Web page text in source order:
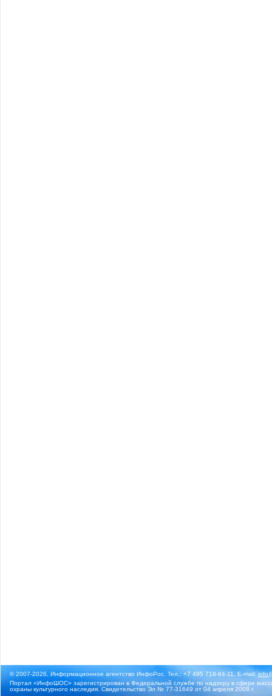
© 2007-2026, Информационное агентство ИнфоРос. Тел.: +7 495 718-84-11, E-mail:
Портал «ИнфоШОС» зарегистрирован в Федеральной службе по надзору в сфере
охраны культурного наследия. Свидетельство Эл № 77-31649 от 04 апреля 2008 г.